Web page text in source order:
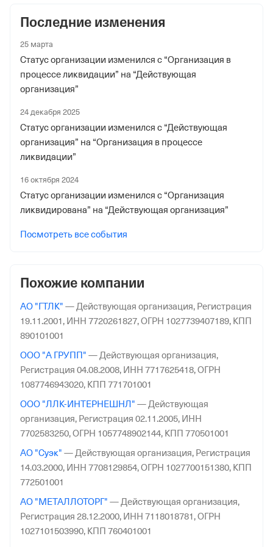
Наименование территориального органа
Отделение Фонда Пенсионного и Социального
Страхования Российской Федерации по гор. Москве и
Московской обл.
Регистрационный номер ФссРФ
1113546137
Дата регистрации
9 ноября 2022
Наименование территориального органа
Отделение Фонда Пенсионного и Социального
Страхования Российской Федерации по гор. Москве и
Последние изменения
25 марта
Статус организации изменился с “Организация в
процессе ликвидации” на “Действующая
организация”
24 декабря 2025
Статус организации изменился с “Действующая
организация” на “Организация в процессе
ликвидации”
16 октября 2024
Статус организации изменился с “Организация
ликвидирована” на “Действующая организация”
Посмотреть все события
Похожие компании
АО "ГТЛК" — Действующая организация, Регистрация
19.11.2001, ИНН 7720261827,ОГРН 1027739407189, КПП
890101001
ООО "А ГРУПП" — Действующая организация,
Регистрация 04.08.2008, ИНН 7717625418,ОГРН
1087746943020, КПП 771701001
ООО "ЛЛК-ИНТЕРНЕШНЛ" — Действующая
организация, Регистрация 02.11.2005, ИНН
7702583250,ОГРН 1057748902144, КПП 770501001
АО "Суэк" — Действующая организация, Регистрация
14.03.2000, ИНН 7708129854,ОГРН 1027700151380, КПП
772501001
АО "МЕТАЛЛОТОРГ" — Действующая организация,
Регистрация 28.12.2000, ИНН 7118018781,ОГРН
1027101503990, КПП 760401001